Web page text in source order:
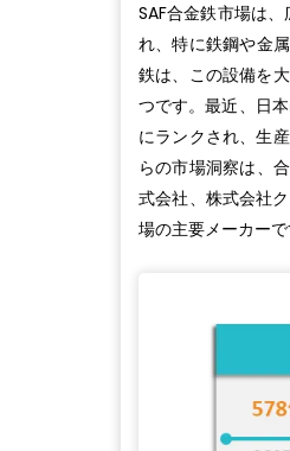
SAF合金鉄市場は
れ、特に鉄鋼や金
鉄は、この設備を
つです。最近、日
にランクされ、生
らの市場洞察は、
式会社、株式会社
場の主要メーカーで